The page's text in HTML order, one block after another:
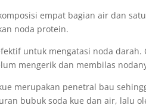
empat bagian air dan
noda protein.
untuk mengatasi noda
mengerik dan membilas
merupakan penetral bau
bubuk soda kue dan air, lalu